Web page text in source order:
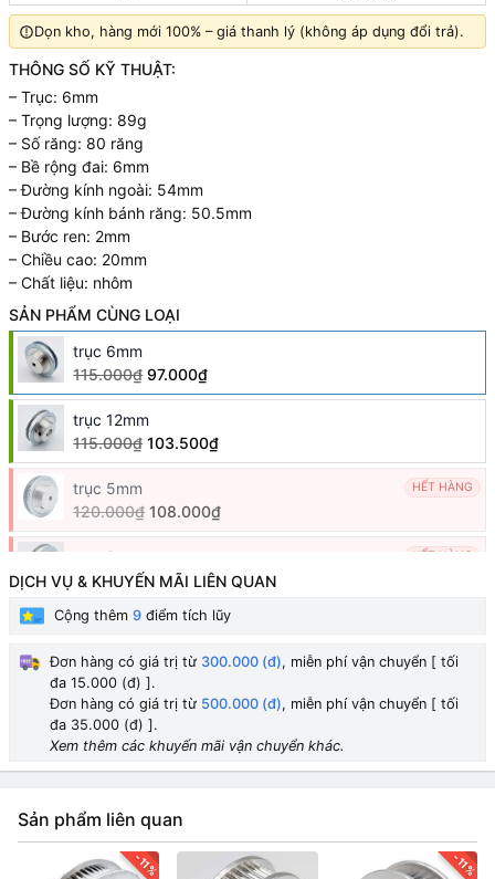
Dọn kho, hàng mới 100% – giá thanh lý (không áp dụng đổi trả).
THÔNG SỐ KỸ THUẬT:
– Trục: 6mm
– Trọng lượng: 89g
– Số răng: 80 răng
– Bề rộng đai: 6mm
– Đường kính ngoài: 54mm
– Đường kính bánh răng: 50.5mm
– Bước ren: 2mm
– Chiều cao: 20mm
– Chất liệu: nhôm
SẢN PHẨM CÙNG LOẠI
trục 6mm
115.000₫ 97.000₫
trục 12mm
115.000₫ 103.500₫
trục 5mm HẾT HÀNG
120.000₫ 108.000₫
trục 8mm HẾT HÀNG
92.000₫
trục 10mm
DỊCH VỤ & KHUYẾN MÃI LIÊN QUAN
Cộng thêm 9 điểm tích lũy
Đơn hàng có giá trị từ 300.000 (đ), miễn phí vận chuyển [ tối
đa 15.000 (đ) ].
Đơn hàng có giá trị từ 500.000 (đ), miễn phí vận chuyển [ tối
đa 35.000 (đ) ].
Xem thêm các khuyến mãi vận chuyển khác.
Sản phẩm liên quan
-11% -11%